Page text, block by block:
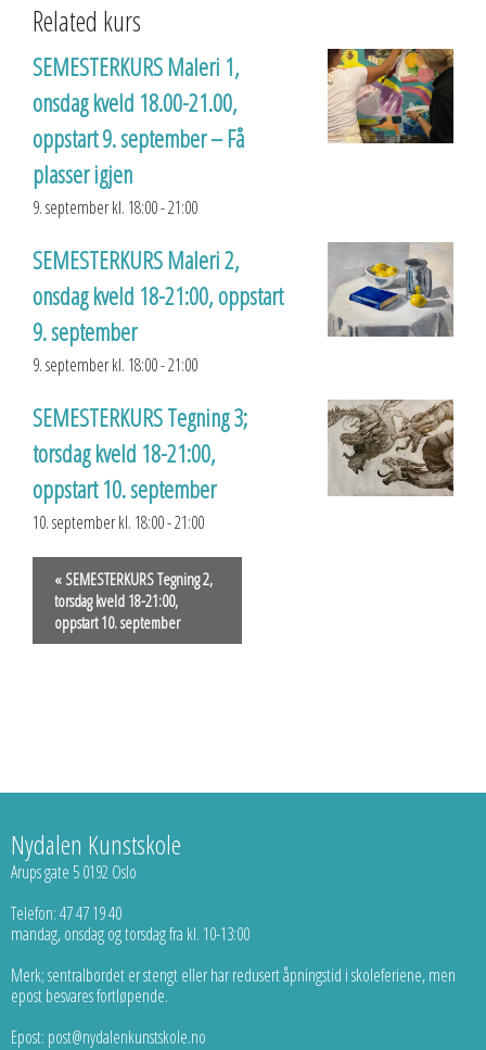
Related kurs
SEMESTERKURS Maleri 1,
onsdag kveld 18.00-21.00,
oppstart 9. september – Få
plasser igjen
9. september kl. 18:00-21:00
SEMESTERKURS Maleri 2,
onsdag kveld 18-21:00, oppstart
9. september
9. september kl. 18:00-21:00
SEMESTERKURS Tegning 3;
torsdag kveld 18-21:00,
oppstart 10. september
10. september kl. 18:00-21:00
« SEMESTERKURS Tegning 2,
torsdag kveld 18-21:00,
oppstart 10. september
Nydalen Kunstskole
Arups gate 5 0192 Oslo
Telefon: 47 47 19 40
mandag, onsdag og torsdag fra kl. 10-13:00
Merk; sentralbordet er stengt eller har redusert åpningstid i skoleferiene, men
epost besvares fortløpende.
Epost: post@nydalenkunstskole.no